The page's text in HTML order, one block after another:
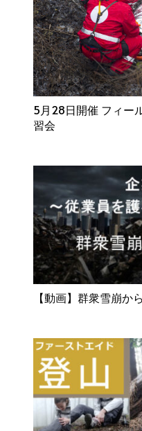
5月28日開催 フィー
習会
【動画】群衆雪崩か